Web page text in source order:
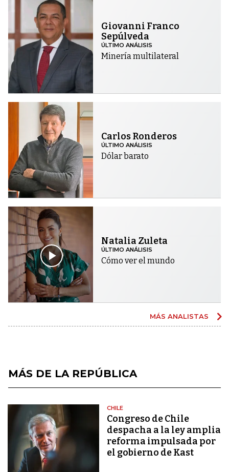
Giovanni Franco
Sepúlveda
ÚLTIMO ANÁLISIS
Minería multilateral
Carlos Ronderos
ÚLTIMO ANÁLISIS
Dólar barato
Natalia Zuleta
ÚLTIMO ANÁLISIS
Cómo ver el mundo
MÁS ANALISTAS
MÁS DE LA REPÚBLICA
CHILE
Congreso de Chile
despacha a la ley amplia
reforma impulsada por
el gobierno de Kast